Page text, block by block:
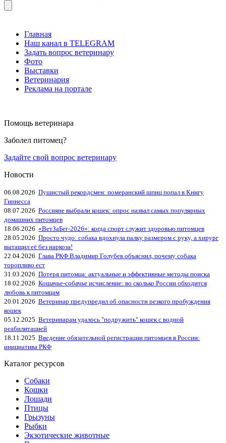
Главная
Наш канал в TELEGRAM
Задать вопрос ветеринару
Фото
Выставки
Ветеринария
Реклама на портале
Помощь ветеринара
Заболел питомец?
Задайте свой вопрос ветеринару
Новости
06.08.2026 Пушистый рекордсмен: померанский шпиц попал в Книгу
Гиннесса
08.07.2026 Россияне выбрали кошек: опрос назвал самых популярных
домашних питомцев
18.06.2026 «ВетЗаБег‑2026»: когда спорт служит здоровью питомцев
28.05.2026 Просто чудо: собака вдохнула палку размером с руку, а хирург
вытащил её без наркоза!
22.04.2026 Глава РКФ Владимир Голубев объяснил, почему собака
торопливо ест
31.03.2026 Потеря питомца: актуальные и эффективные методы поиска
18.02.2026 Кошачье-собачье исчисление: во сколько России обходится
любовь к питомцам
20.01.2026 Ветеринар предупредил об опасности резкого пробуждения
кошек
05.12.2025 Ветеринарам удалось "подружить" кошек с водной
реабилитацией
18.11.2025 Введение обязательной регистрации питомцев в России:
инициатива РКФ
Каталог ресурсов
Собаки
Кошки
Лошади
Птицы
Грызуны
Рыбки
Экзотические животные